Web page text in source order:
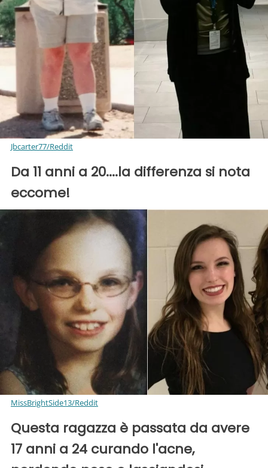
Jbcarter77/Reddit
Da 11 anni a 20....la differenza si nota
eccome!
MissBrightSide13/Reddit
Questa ragazza è passata da avere
17 anni a 24 curando l'acne,